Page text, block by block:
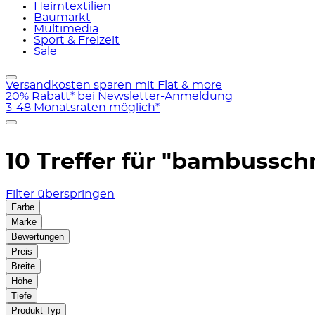
Heimtextilien
Baumarkt
Multimedia
Sport & Freizeit
Sale
Versandkosten sparen mit Flat & more
20% Rabatt* bei Newsletter-Anmeldung
3-48 Monatsraten möglich*
10 Treffer für
Filter überspringen
Farbe
Marke
Bewertungen
Preis
Breite
Höhe
Tiefe
Produkt-Typ